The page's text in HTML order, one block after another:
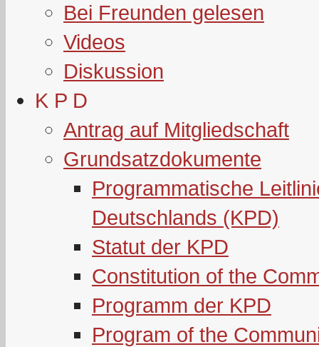
Bei Freunden gelesen
Videos
Diskussion
K P D
Antrag auf Mitgliedschaft
Grundsatzdokumente
Programmatische
Deutschlands (KPD)
Statut der KPD
Constitution of the
Programm der KPD
Program of the